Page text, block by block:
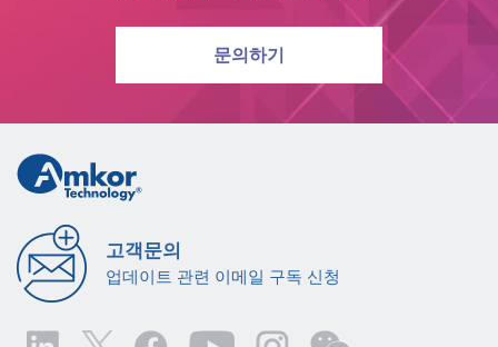
문의하기
고객문의
업데이트 관련 이메일 구독 신청